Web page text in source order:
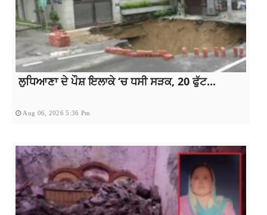
ਲੁਧਿਆਣਾ ਦੇ ਪੌਸ਼ ਇਲਾਕੇ ‘ਚ ਧਸੀ ਸੜਕ, 20 ਫੁੱਟ...
Aug 06, 2026 5:36 Pm